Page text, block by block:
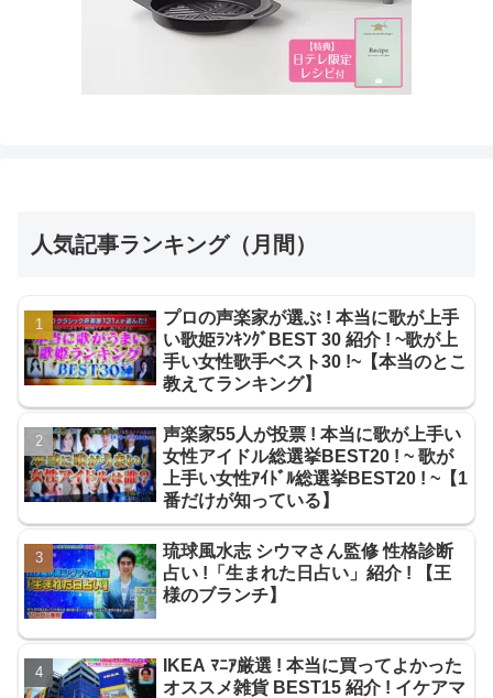
人気記事ランキング（月間）
プロの声楽家が選ぶ ! 本当に歌が上手
い歌姫ﾗﾝｷﾝｸﾞBEST 30 紹介 ! ~歌が上
手い女性歌手ベスト30 !~【本当のとこ
教えてランキング】
声楽家55人が投票 ! 本当に歌が上手い
女性アイドル総選挙BEST20 ! ~ 歌が
上手い女性ｱｲﾄﾞﾙ総選挙BEST20 ! ~【1
番だけが知っている】
琉球風水志 シウマさん監修 性格診断
占い !「生まれた日占い」紹介 ! 【王
様のブランチ】
IKEA ﾏﾆｱ厳選 ! 本当に買ってよかった
オススメ雑貨 BEST15 紹介 ! イケアマ